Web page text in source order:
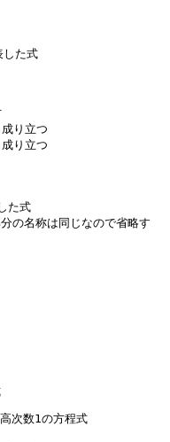
した式
り立つ
り立つ
た式
の名称は同じなので省略す
次数1の方程式